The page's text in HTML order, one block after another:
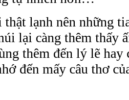
lạnh nên những
lại càng thêm thấy
thêm đến lý lẽ
đến mấy câu thơ